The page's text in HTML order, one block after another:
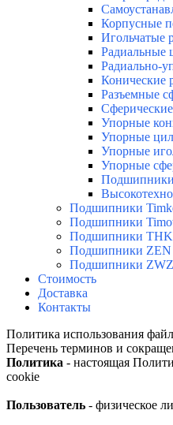
Корпусные
Игольчатые
Радиальные
Радиально-
Конические
Разъемные
Упорные
Упорные
Упорные
Упорные
Подшипники
Подшипники
Подшипники THK
Подшипники ZEN
Подшипники ZWZ
Стоимость
Доставка
Контакты
Политика использования
Перечень терминов и
Политика - настоящая
сookie
Пользователь - физическое